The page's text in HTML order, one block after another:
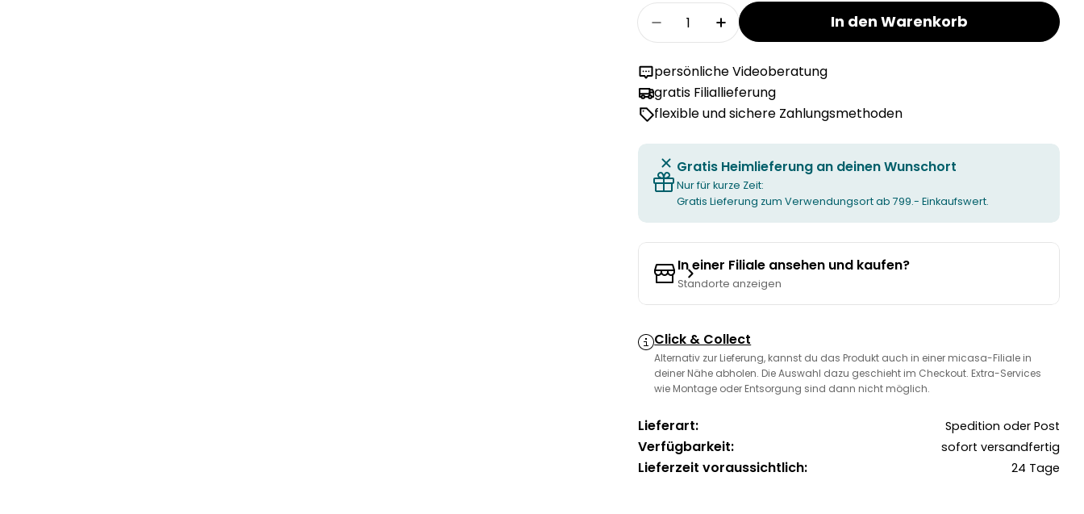
Menge
Menge für Nordlux ARTIST Hängeleuchte verringern
Menge für Nordlux ARTIST Hängeleuchte erhöhen
In den Warenkorb
persönliche Videoberatung
gratis Filiallieferung
flexible und sichere Zahlungsmethoden
Gratis Heimlieferung an deinen Wunschort
Nur für kurze Zeit:
Gratis Lieferung zum Verwendungsort ab 799.- Einkaufswert.
In einer Filiale ansehen und kaufen?
Standorte anzeigen
Click & Collect
Alternativ zur Lieferung, kannst du das Produkt auch in einer micasa-Filiale in
deiner Nähe abholen. Die Auswahl dazu geschieht im Checkout. Extra-Services
wie Montage oder Entsorgung sind dann nicht möglich.
Lieferart: Spedition oder Post
Verfügbarkeit: sofort versandfertig
Lieferzeit voraussichtlich: 24 Tage